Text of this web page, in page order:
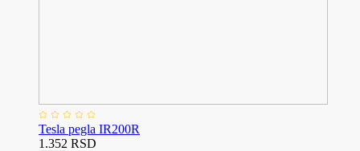
Tesla pegla IR200R
1.352 RSD